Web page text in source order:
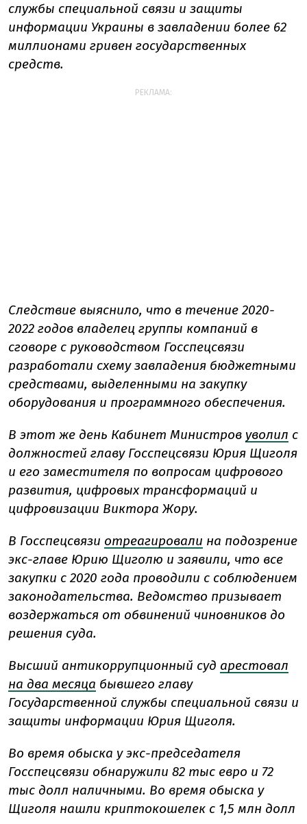
службы специальной связи и защиты
информации Украины в завладении более 62
миллионами гривен государственных
средств.
РЕКЛАМА:
Следствие выяснило, что в течение 2020-
2022 годов владелец группы компаний в
сговоре с руководством Госспецсвязи
разработали схему завладения бюджетными
средствами, выделенными на закупку
оборудования и программного обеспечения.
В этот же день Кабинет Министров уволил с
должностей главу Госспецсвязи Юрия Щиголя
и его заместителя по вопросам цифрового
развития, цифровых трансформаций и
цифровизации Виктора Жору.
В Госспецсвязи отреагировали на подозрение
экс-главе Юрию Щиголю и заявили, что все
закупки с 2020 года проводили с соблюдением
законодательства. Ведомство призывает
воздержаться от обвинений чиновников до
решения суда.
Высший антикоррупционный суд арестовал
на два месяца бывшего главу
Государственной службы специальной связи и
защиты информации Юрия Щиголя.
Во время обыска у экс-председателя
Госспецсвязи обнаружили 82 тыс евро и 72
тыс долл наличными. Во время обыска у
Щиголя нашли криптокошелек с 1,5 млн долл